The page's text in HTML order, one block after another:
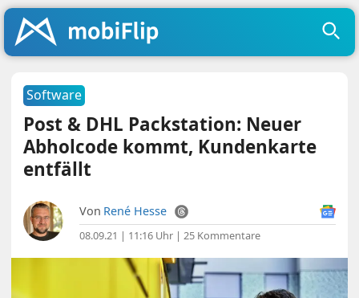
Software
Post & DHL Packstation: Neuer
Abholcode kommt, Kundenkarte
entfällt
Von René Hesse
08.09.21 | 11:16 Uhr |25 Kommentare